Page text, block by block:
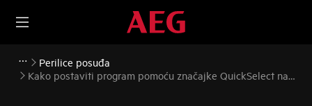
Perilice posuđa
Kako postaviti program pomoću značajke QuickSelect na